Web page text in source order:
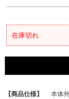
在庫切れ
【商品仕様】
本体